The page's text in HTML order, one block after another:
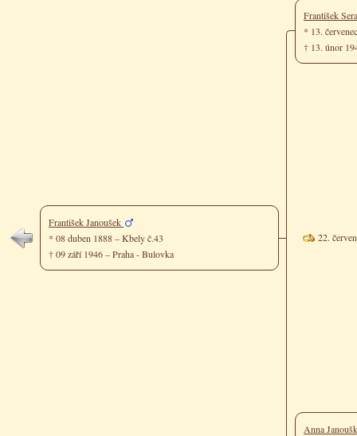
František Janoušek
* 08 duben 1888 – Kbely č.43
† 09 září 1946 – Praha - Bulovka
František
* 13.
† 13. únor
22.
Anna